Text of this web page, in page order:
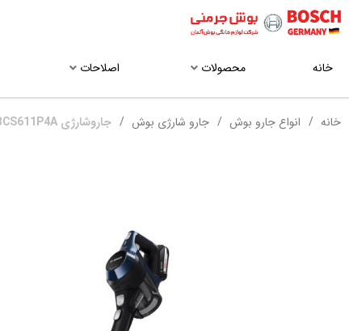
خانه محصولات اصلاحات
خانه انواع جارو بوش جارو شارژی بوش جاروشارژی BCS611P4A